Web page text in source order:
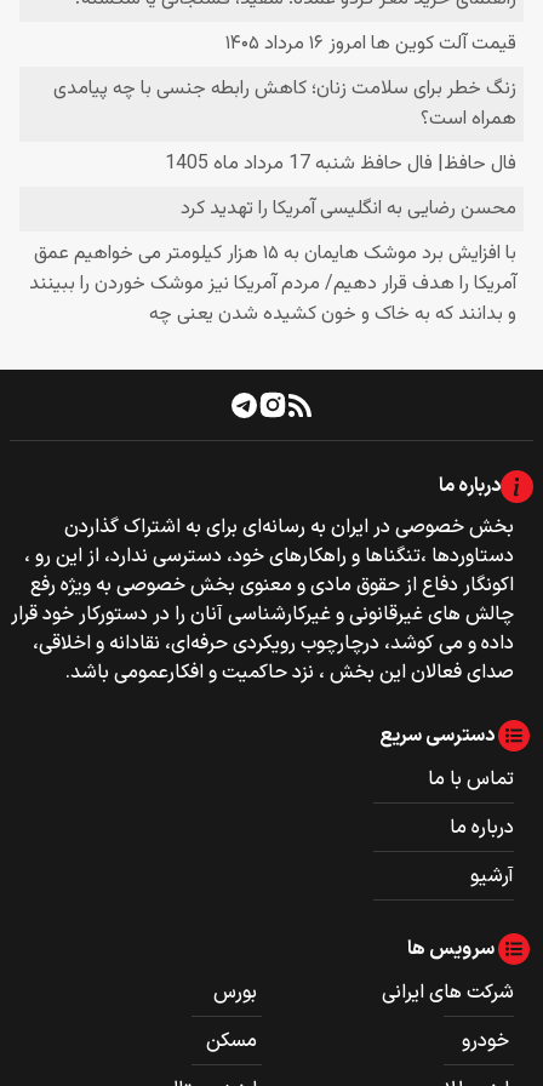
درباره ما
بخش خصوصی‌‌ در ایران به رسانه‌ای برای به اشتراک گذاردن
دستاوردها ،تنگناها و راهکارهای خود، دسترسی ندارد، از این رو ،
اکونگار دفاع از حقوق مادی و معنوی بخش خصوصی به ویژه رفع
چالش های غیرقانونی و غیرکارشناسی آنان را در دستورکار خود قرار
داده و می کوشد، درچارچوب رویکردی حرفه‌ای، نقادانه و اخلاقی،
صدای فعالان این بخش ، نزد حاکمیت و افکارعمومی باشد.
دسترسی سریع
تماس با ما
درباره ما
آرشیو
سرویس ها
شرکت های ایرانی
بورس
خودرو
مسکن